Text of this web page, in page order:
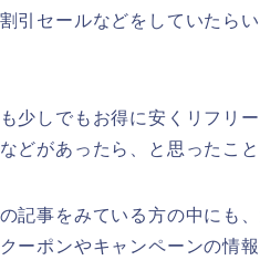
引セールなどをしていたら
少しでもお得に安くリフリ
どがあったら、と思ったこ
記事をみている方の中にも
ーポンやキャンペーンの情